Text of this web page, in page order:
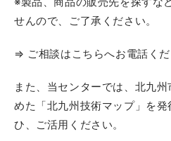
せんので、ご了承ください。
⇒ ご相談はこちらへお電話
また、当センターでは、北九
めた「北九州技術マップ」を
ひ、ご活用ください。